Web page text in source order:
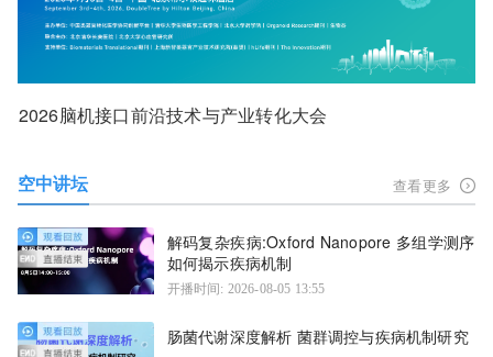
2026脑机接口前沿技术与产业转化大会
空中讲坛 查看更多
解码复杂疾病:Oxford Nanopore 多组学测序
如何揭示疾病机制
开播时间: 2026-08-05 13:55
肠菌代谢深度解析 菌群调控与疾病机制研究